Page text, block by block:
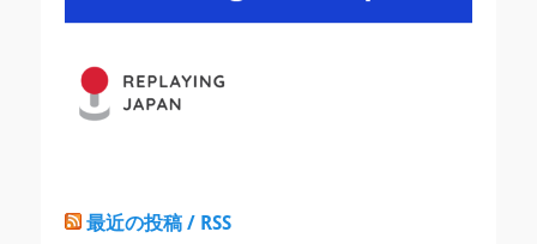
最近の投稿 / RSS